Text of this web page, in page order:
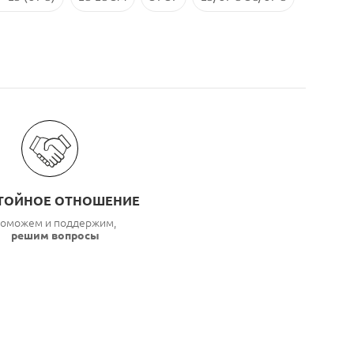
ОТНОШЕНИЕ
и поддержим,
решим вопросы